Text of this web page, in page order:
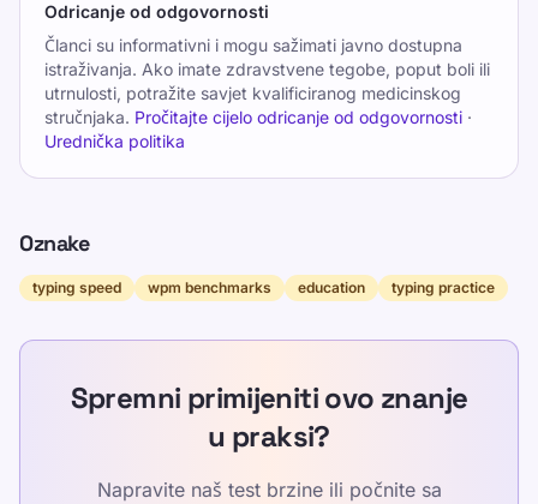
Odricanje od odgovornosti
Članci su informativni i mogu sažimati javno dostupna
istraživanja. Ako imate zdravstvene tegobe, poput boli ili
utrnulosti, potražite savjet kvalificiranog medicinskog
stručnjaka. Pročitajte cijelo odricanje od odgovornosti ·
Urednička politika
Oznake
typing speed wpm benchmarks education typing practice
Spremni primijeniti ovo znanje
u praksi?
Napravite naš test brzine ili počnite sa